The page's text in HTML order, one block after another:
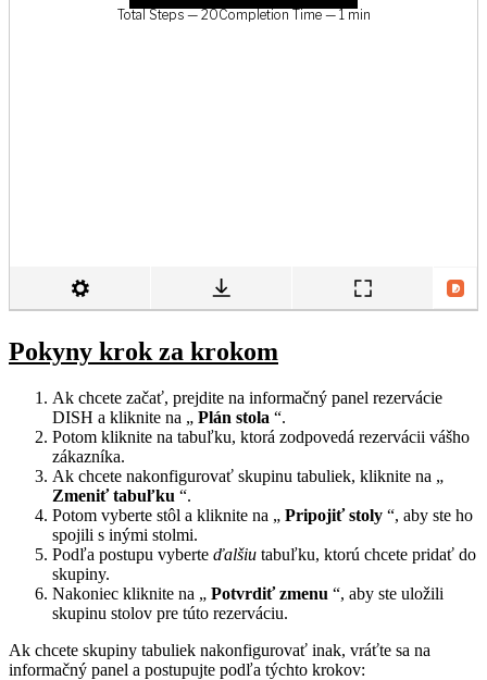
Pokyny krok za krokom
Ak chcete začať, prejdite na informačný panel rezervácie
DISH a kliknite na „ Plán stola “.
Potom kliknite na tabuľku, ktorá zodpovedá rezervácii vášho
zákazníka.
Ak chcete nakonfigurovať skupinu tabuliek, kliknite na „
Zmeniť tabuľku “.
Potom vyberte stôl a kliknite na „ Pripojiť stoly “, aby ste ho
spojili s inými stolmi.
Podľa postupu vyberte ďalšiu tabuľku, ktorú chcete pridať do
skupiny.
Nakoniec kliknite na „ Potvrdiť zmenu “, aby ste uložili
skupinu stolov pre túto rezerváciu.
Ak chcete skupiny tabuliek nakonfigurovať inak, vráťte sa na
informačný panel a postupujte podľa týchto krokov: